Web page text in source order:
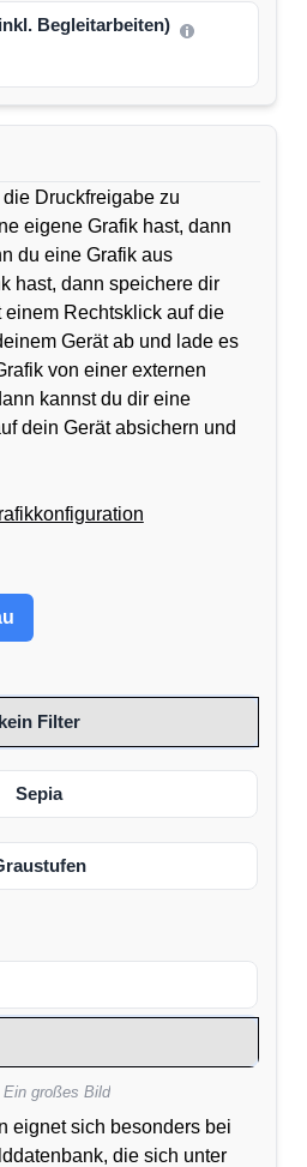
Begleitarbeiten)
Druckfreigabe zu
eigene Grafik hast, dann
du eine Grafik aus
hast, dann speichere dir
Rechtsklick auf die
Gerät ab und lade es
von einer externen
kannst du dir eine
dein Gerät absichern und
kein Filter
Sepia
Ein großes Bild
eignet sich besonders bei
die sich unter